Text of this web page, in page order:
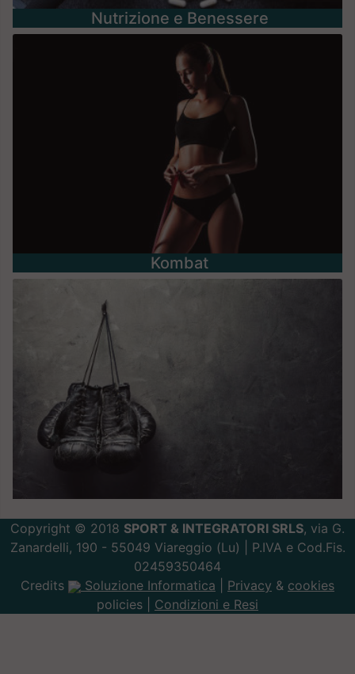
Nutrizione e Benessere
Kombat
Copyright © 2018 SPORT & INTEGRATORI SRLS, via G.
Zanardelli, 190 - 55049 Viareggio (Lu) | P.IVA e Cod.Fis.
02459350464
Credits
Soluzione Informatica Privacy & cookies
policies | Condizioni e Resi